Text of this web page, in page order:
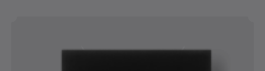
Awarded for
Taste and Design